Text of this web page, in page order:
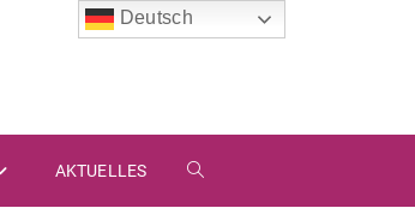
AKTUELLES WEBSITE-
Deutsch